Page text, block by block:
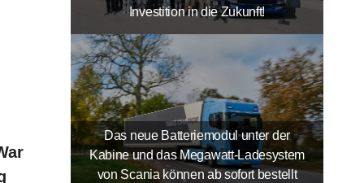
Investition in die Zukunft!
Das neue Batteriemodul unter der
Kabine und das Megawatt-Ladesystem
von Scania können ab sofort bestellt